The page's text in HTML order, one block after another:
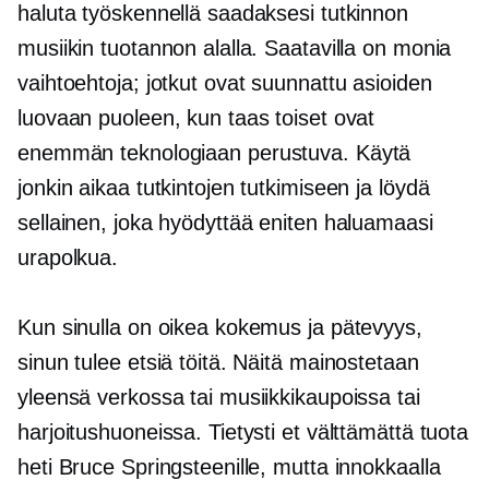
haluta työskennellä saadaksesi tutkinnon
musiikin tuotannon alalla. Saatavilla on monia
vaihtoehtoja; jotkut ovat suunnattu asioiden
luovaan puoleen, kun taas toiset ovat
enemmänteknologiaan perustuva. Käytä
jonkin aikaa tutkintojen tutkimiseen ja löydä
sellainen, joka hyödyttää eniten haluamaasi
urapolkua.
Kun sinulla on oikea kokemus ja pätevyys,
sinun tulee etsiä töitä. Näitä mainostetaan
yleensä verkossa tai musiikkikaupoissa tai
harjoitushuoneissa. Tietysti et välttämättä tuota
heti Bruce Springsteenille, mutta innokkaalla